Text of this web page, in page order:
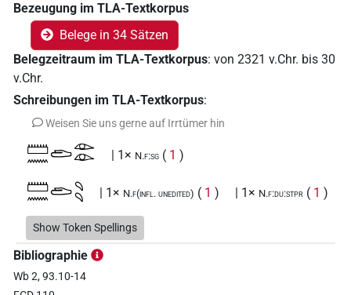
Bezeugung im TLA-Textkorpus
Belege in 34 Sätzen
Belegzeitraum im TLA-Textkorpus: von 2321 v.Chr. bis 30
v.Chr.
Schreibungen im TLA-Textkorpus:
Weisen Sie uns gerne auf Irrtümer hin
𓏠𓈖𓂧𓁹𓁹 | 1× N.f:sg ( 1 )
𓏠𓈖𓂧𓄹𓄹 | 1× N.f(infl. unedited) ( 1 ) | 1× N.f:du:stpr ( 1 )
𓏠𓈖𓂧𓏏𓂑𓄹 | 7×
𓏠𓈖𓂧𓏏𓂑𓄹𓄹
Show Token Spellings
Bibliographie
Wb 2, 93.10-14